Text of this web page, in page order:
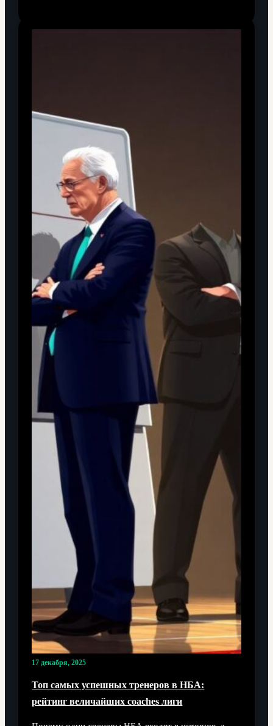
17 декабря, 2025
Топ самых успешных тренеров в НБА:
рейтинг величайших coaches лиги